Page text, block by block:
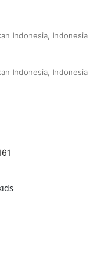
Indonesia, Indonesia
Indonesia, Indonesia